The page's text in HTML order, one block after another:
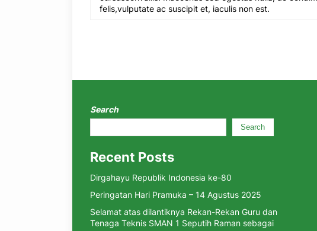
felis,vulputate ac suscipit et, iaculis non est.
Search
Search
Recent Posts
Dirgahayu Republik Indonesia ke-80
Peringatan Hari Pramuka – 14 Agustus 2025
Selamat atas dilantiknya Rekan-Rekan Guru dan
Tenaga Teknis SMAN 1 Seputih Raman sebagai